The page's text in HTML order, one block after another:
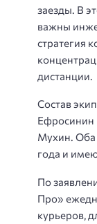
заезды. В
важны
стратегия
дистанции.
Состав
Ефросинин
Мухин. Оба
года и
По
Про»
курьеров,